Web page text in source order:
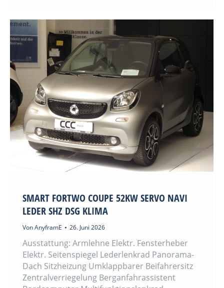
SMART FORTWO COUPE 52KW SERVO NAVI
LEDER SHZ DSG KLIMA
VonAnyframE 26. Juni 2026
Ausstattung: Armlehne Elektr. Fensterheber
Elektr. Seitenspiegel Lederlenkrad Panorama-
Dach Sitzheizung Umklappbarer Beifahrersitz
Zentralverriegelung Berganfahrassistent